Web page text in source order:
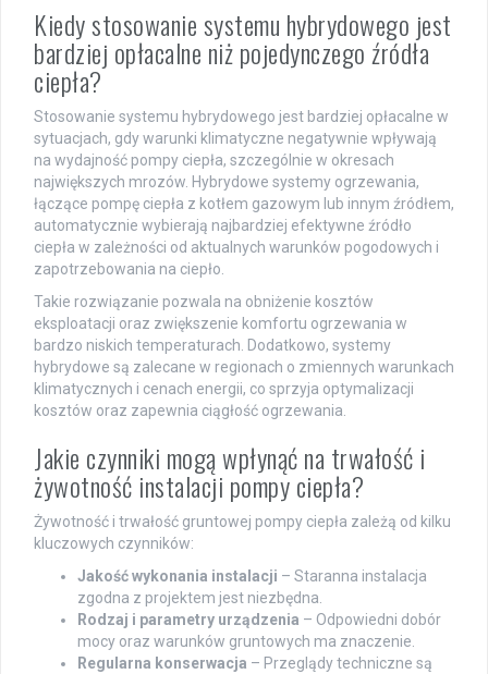
Kiedy stosowanie systemu hybrydowego jest
bardziej opłacalne niż pojedynczego źródła
ciepła?
Stosowanie systemu hybrydowego jest bardziej opłacalne w
sytuacjach, gdy warunki klimatyczne negatywnie wpływają
na wydajność pompy ciepła, szczególnie w okresach
największych mrozów. Hybrydowe systemy ogrzewania,
łączące pompę ciepła z kotłem gazowym lub innym źródłem,
automatycznie wybierają najbardziej efektywne źródło
ciepła w zależności od aktualnych warunków pogodowych i
zapotrzebowania na ciepło.
Takie rozwiązanie pozwala na obniżenie kosztów
eksploatacji oraz zwiększenie komfortu ogrzewania w
bardzo niskich temperaturach. Dodatkowo, systemy
hybrydowe są zalecane w regionach o zmiennych warunkach
klimatycznych i cenach energii, co sprzyja optymalizacji
kosztów oraz zapewnia ciągłość ogrzewania.
Jakie czynniki mogą wpłynąć na trwałość i
żywotność instalacji pompy ciepła?
Żywotność i trwałość gruntowej pompy ciepła zależą od kilku
kluczowych czynników:
Jakość wykonania instalacji – Staranna instalacja
zgodna z projektem jest niezbędna.
Rodzaj i parametry urządzenia – Odpowiedni dobór
mocy oraz warunków gruntowych ma znaczenie.
Regularna konserwacja – Przeglądy techniczne są